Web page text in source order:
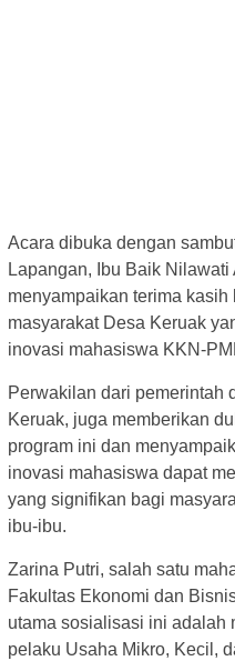
Acara dibuka dengan
Lapangan, Ibu Baik
menyampaikan terima
masyarakat Desa Keruak
inovasi mahasiswa KKN-
Perwakilan dari pemerintah
Keruak, juga memberikan
program ini dan
inovasi mahasiswa dapat
yang signifikan bagi
ibu-ibu.
Zarina Putri, salah satu
Fakultas Ekonomi dan
utama sosialisasi ini adalah
pelaku Usaha Mikro, Kecil,